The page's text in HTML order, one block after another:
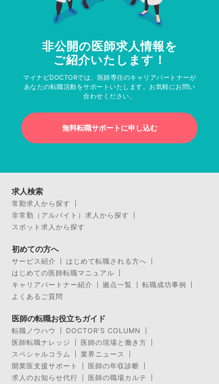
非公開の医師求人情報を
ご紹介いたします！
マイナビDOCTORでは、医師専任のキャリアパートナーが
あなたの転職活動をサポートいたします。お気軽にお問い
合わせください。
無料転職サポートに申し込む
求人検索
常勤求人から探す
非常勤（アルバイト）求人から探す
スポット求人から探す
初めての方へ
サービス紹介
はじめて転職される方へ
はじめての医師転職マニュアル
キャリアパートナー紹介
拠点一覧
転職成功事例
よくあるご質問
医師の転職お役立ちガイド
転職ノウハウ
DOCTOR’S COLUMN
医師転職ナレッジ
医師の現場と働き方
スペシャルコラム
業界ニュース
開業医支援サポート
医師の年収診断
求人のお知らせ代行
医師の職場カルテ